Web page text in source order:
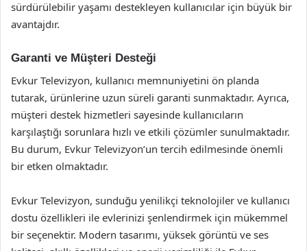
sürdürülebilir yaşamı destekleyen kullanıcılar için büyük bir
avantajdır.
Garanti ve Müşteri Desteği
Evkur Televizyon, kullanıcı memnuniyetini ön planda
tutarak, ürünlerine uzun süreli garanti sunmaktadır. Ayrıca,
müşteri destek hizmetleri sayesinde kullanıcıların
karşılaştığı sorunlara hızlı ve etkili çözümler sunulmaktadır.
Bu durum, Evkur Televizyon’un tercih edilmesinde önemli
bir etken olmaktadır.
Evkur Televizyon, sunduğu yenilikçi teknolojiler ve kullanıcı
dostu özellikleri ile evlerinizi şenlendirmek için mükemmel
bir seçenektir. Modern tasarımı, yüksek görüntü ve ses